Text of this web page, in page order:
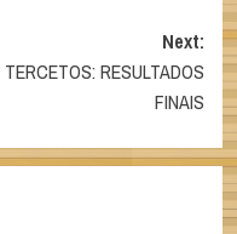
Next:
RESULTADOS
FINAIS